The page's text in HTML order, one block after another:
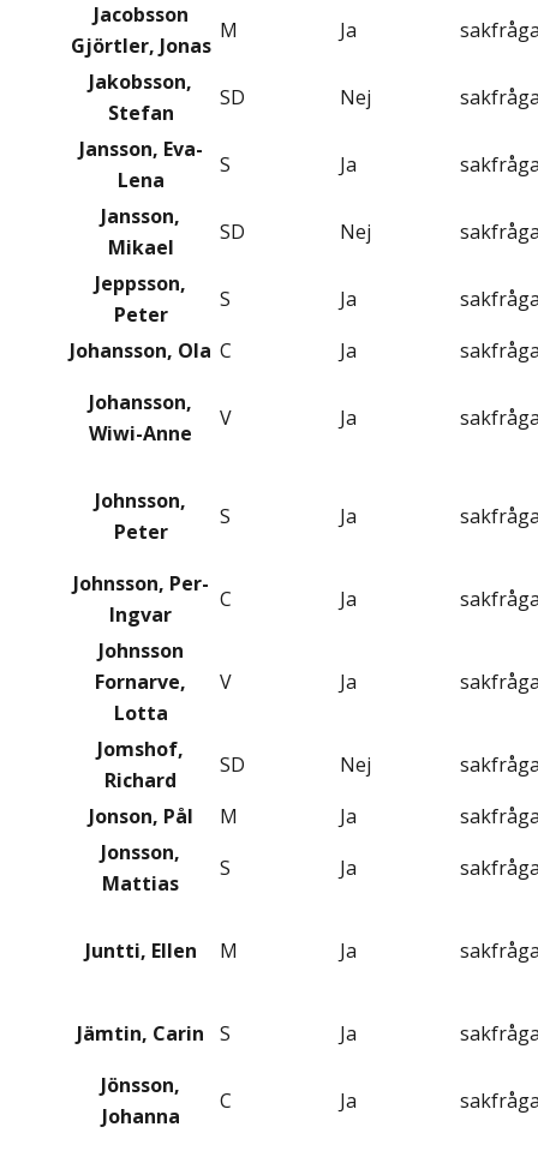
Jacobsson
Gjörtler, Jonas
M Ja
Jakobsson,
Stefan
SD Nej
Jansson, Eva-
Lena
S Ja
Jansson,
Mikael
SD Nej
Jeppsson,
Peter
S Ja
Johansson, Ola C Ja
Johansson,
Wiwi-Anne
V Ja
Johnsson,
Peter
S Ja
Johnsson, Per-
Ingvar
C Ja
Johnsson
Fornarve,
Lotta
V Ja
Jomshof,
Richard
SD Nej
Jonson, Pål
M Ja
Jonsson,
Mattias
S Ja
Juntti, Ellen M Ja
Jämtin, Carin S Ja
Jönsson,
Johanna
C Ja